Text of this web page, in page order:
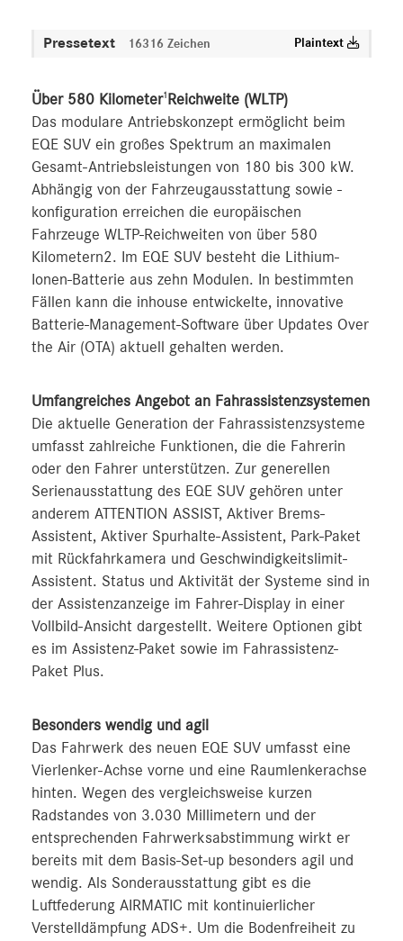
Pressetext 16316 Zeichen Plaintext
Über 580 Kilometer1 Reichweite (WLTP)
Das modulare Antriebskonzept ermöglicht beim
EQE SUV ein großes Spektrum an maximalen
Gesamt-Antriebsleistungen von 180 bis 300 kW.
Abhängig von der Fahrzeugausstattung sowie -
konfiguration erreichen die europäischen
Fahrzeuge WLTP-Reichweiten von über 580
Kilometern2. Im EQE SUV besteht die Lithium-
Ionen-Batterie aus zehn Modulen. In bestimmten
Fällen kann die inhouse entwickelte, innovative
Batterie-Management-Software über Updates Over
the Air (OTA) aktuell gehalten werden.
Umfangreiches Angebot an Fahrassistenzsystemen
Die aktuelle Generation der Fahrassistenzsysteme
umfasst zahlreiche Funktionen, die die Fahrerin
oder den Fahrer unterstützen. Zur generellen
Serienausstattung des EQE SUV gehören unter
anderem ATTENTION ASSIST, Aktiver Brems-
Assistent, Aktiver Spurhalte-Assistent, Park-Paket
mit Rückfahrkamera und Geschwindigkeitslimit-
Assistent. Status und Aktivität der Systeme sind in
der Assistenzanzeige im Fahrer‑Display in einer
Vollbild-Ansicht dargestellt. Weitere Optionen gibt
es im Assistenz-Paket sowie im Fahrassistenz-
Paket Plus.
Besonders wendig und agil
Das Fahrwerk des neuen EQE SUV umfasst eine
Vierlenker-Achse vorne und eine Raumlenkerachse
hinten. Wegen des vergleichsweise kurzen
Radstandes von 3.030 Millimetern und der
entsprechenden Fahrwerksabstimmung wirkt er
bereits mit dem Basis-Set-up besonders agil und
wendig. Als Sonderausstattung gibt es die
Luftfederung AIRMATIC mit kontinuierlicher
Verstelldämpfung ADS+. Um die Bodenfreiheit zu